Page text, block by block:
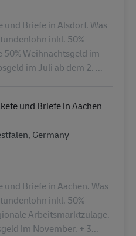
und Briefe in Alsdorf. Was
inkl. 50%
Weihnachtsgeld im
im Juli ab dem 2. ...
und Briefe in Aachen
Germany
und Briefe in Aachen. Was
inkl. 50%
Arbeitsmarktzulage.
im November. + 3...